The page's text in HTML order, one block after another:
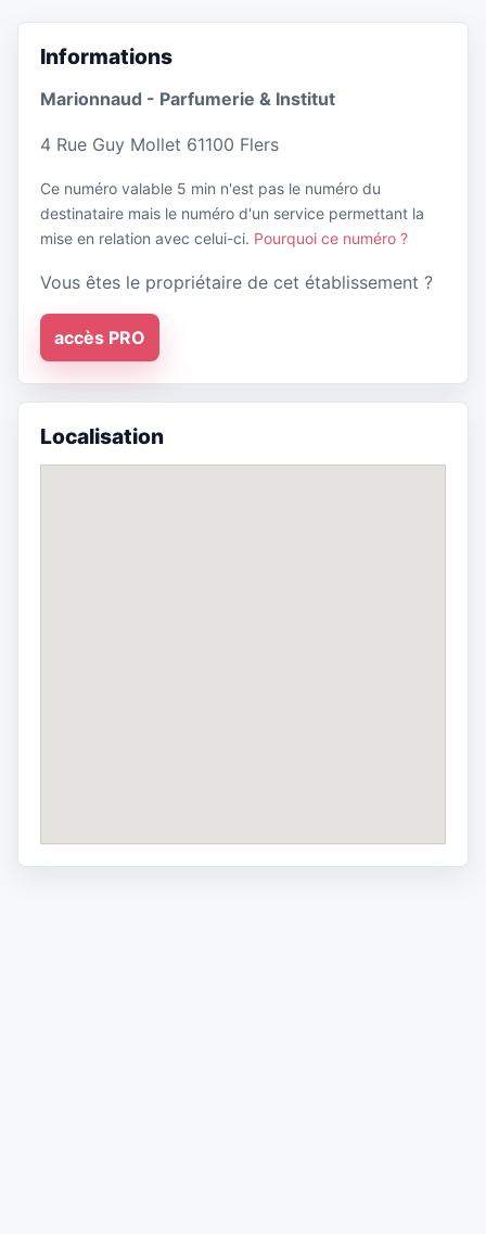
Informations
Marionnaud - Parfumerie & Institut
4 Rue Guy Mollet 61100 Flers
Ce numéro valable 5 min n'est pas le numéro du
destinataire mais le numéro d'un service permettant la
mise en relation avec celui-ci. Pourquoi ce numéro ?
Vous êtes le propriétaire de cet établissement ?
accès PRO
Localisation